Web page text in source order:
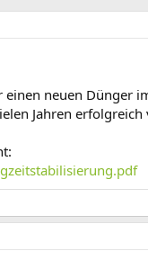
einen neuen Dünger
Jahren